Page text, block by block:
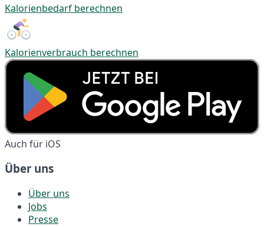
Kalorienbedarf berechnen
Kalorienverbrauch berechnen
Auch für iOS
Über uns
Über uns
Jobs
Presse